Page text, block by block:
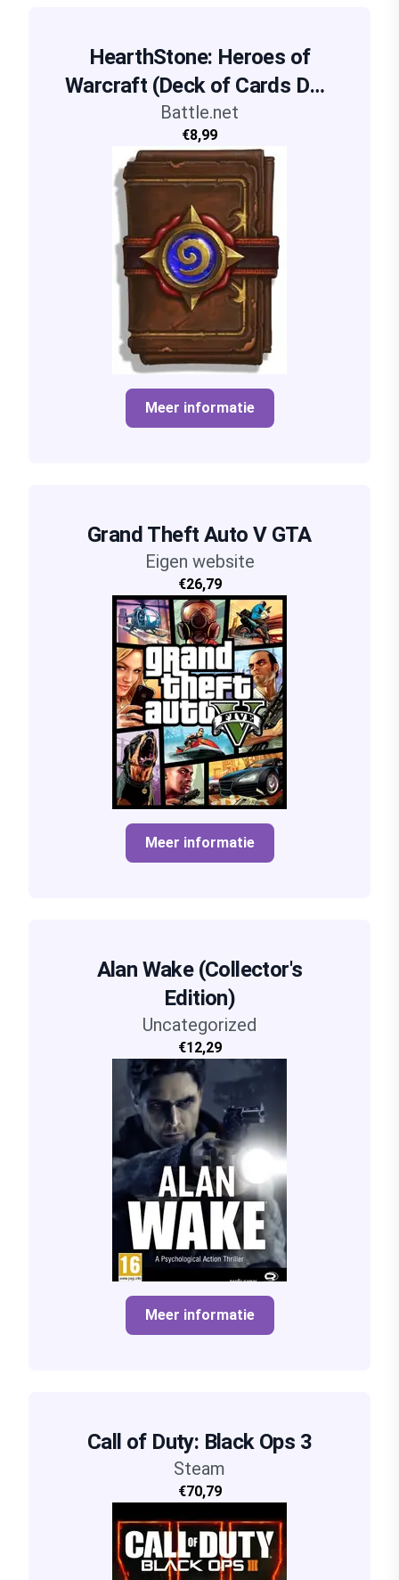
HearthStone: Heroes of
Warcraft (Deck of Cards DLC
5x) - Battle.net activatie
Battle.net
€8,99
Meer informatie
Grand Theft Auto V GTA
Eigen website
€26,79
Meer informatie
Alan Wake (Collector's
Edition)
Uncategorized
€12,29
Meer informatie
Call of Duty: Black Ops 3
Steam
€70,79